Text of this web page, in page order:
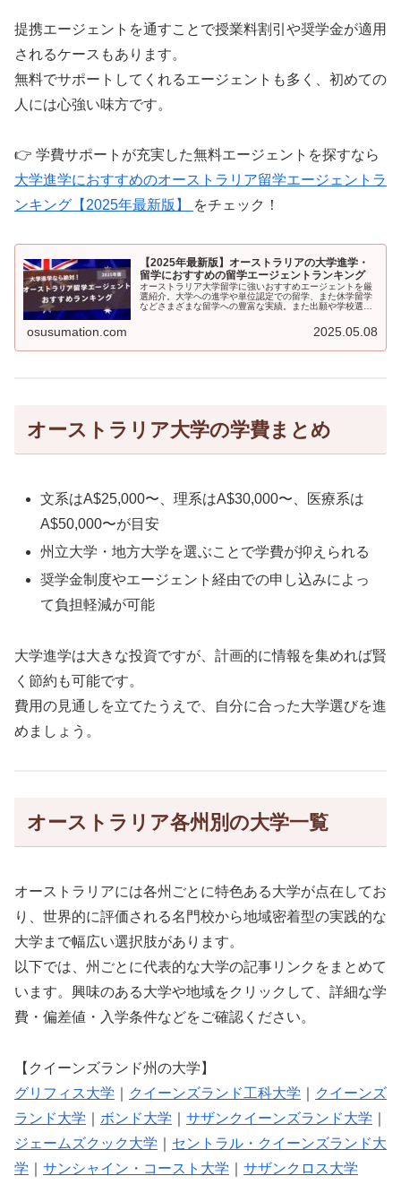
提携エージェントを通すことで授業料割引や奨学金が適用
されるケースもあります。
無料でサポートしてくれるエージェントも多く、初めての
人には心強い味方です。
👉 学費サポートが充実した無料エージェントを探すなら
大学進学におすすめのオーストラリア留学エージェントラ
ンキング【2025年最新版】
をチェック！
【2025年最新版】オーストラリアの大学進学・
留学におすすめの留学エージェントランキング
オーストラリア大学留学に強いおすすめエージェントを厳
選紹介。大学への進学や単位認定での留学、また休学留学
などさまざまな留学への豊富な実績。また出願や学校選
ージェントを比較し、目的別に選び方も解説します。
osusumation.com 2025.05.08
オーストラリア大学の学費まとめ
文系はA$25,000〜、理系はA$30,000〜、医療系は
A$50,000〜が目安
州立大学・地方大学を選ぶことで学費が抑えられる
奨学金制度やエージェント経由での申し込みによっ
て負担軽減が可能
大学進学は大きな投資ですが、計画的に情報を集めれば賢
く節約も可能です。
費用の見通しを立てたうえで、自分に合った大学選びを進
めましょう。
オーストラリア各州別の大学一覧
オーストラリアには各州ごとに特色ある大学が点在してお
り、世界的に評価される名門校から地域密着型の実践的な
大学まで幅広い選択肢があります。
以下では、州ごとに代表的な大学の記事リンクをまとめて
います。興味のある大学や地域をクリックして、詳細な学
費・偏差値・入学条件などをご確認ください。
【クイーンズランド州の大学】
グリフィス大学
クイーンズランド工科大学
クイーンズ
ランド大学
ボンド大学 サザンクイーンズランド大学
ジェームズクック大学
セントラル・クイーンズランド大
学
サンシャイン・コースト大学 サザンクロス大学